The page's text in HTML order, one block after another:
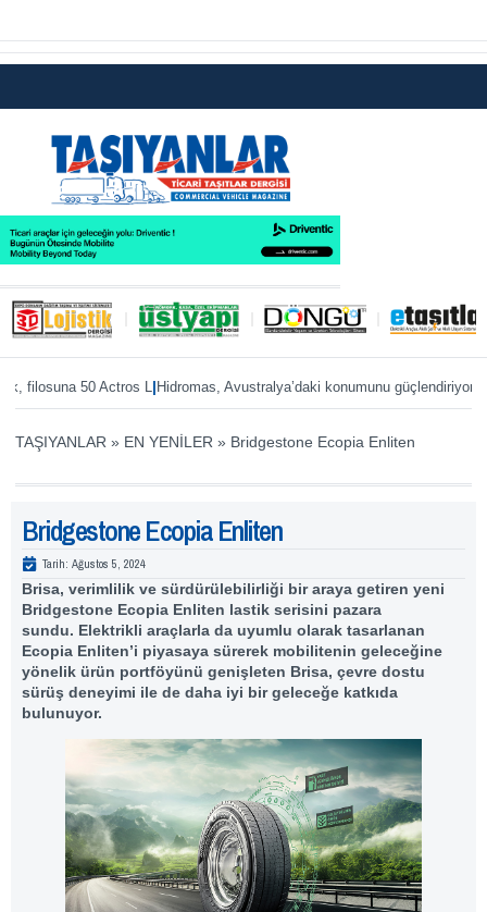
50 Actros L|Hidromas, Avustralya’daki konumunu güçlendiriyor|
TAŞIYANLAR » EN YENİLER » Bridgestone Ecopia Enliten
Bridgestone Ecopia Enliten
Tarih: Ağustos 5, 2024
Brisa, verimlilik ve sürdürülebilirliği bir araya getiren yeni
Bridgestone Ecopia Enliten lastik serisini pazara
sundu. Elektrikli araçlarla da uyumlu olarak tasarlanan
Ecopia Enliten’i piyasaya sürerek mobilitenin geleceğine
yönelik ürün portföyünü genişleten Brisa, çevre dostu
sürüş deneyimi ile de daha iyi bir geleceğe katkıda
bulunuyor.